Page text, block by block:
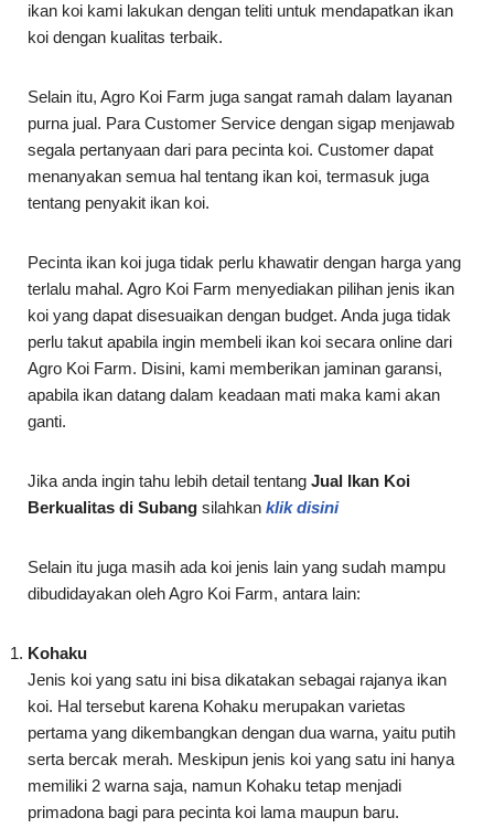
ikan koi kami lakukan dengan teliti untuk mendapatkan ikan
koi dengan kualitas terbaik.
Selain itu, Agro Koi Farm juga sangat ramah dalam layanan
purna jual. Para Customer Service dengan sigap menjawab
segala pertanyaan dari para pecinta koi. Customer dapat
menanyakan semua hal tentang ikan koi, termasuk juga
tentang penyakit ikan koi.
Pecinta ikan koi juga tidak perlu khawatir dengan harga yang
terlalu mahal. Agro Koi Farm menyediakan pilihan jenis ikan
koi yang dapat disesuaikan dengan budget. Anda juga tidak
perlu takut apabila ingin membeli ikan koi secara online dari
Agro Koi Farm. Disini, kami memberikan jaminan garansi,
apabila ikan datang dalam keadaan mati maka kami akan
ganti.
Jika anda ingin tahu lebih detail tentang Jual Ikan Koi
Berkualitas di Subang silahkan klik disini
Selain itu juga masih ada koi jenis lain yang sudah mampu
dibudidayakan oleh Agro Koi Farm, antara lain:
Kohaku
Jenis koi yang satu ini bisa dikatakan sebagai rajanya ikan
koi. Hal tersebut karena Kohaku merupakan varietas
pertama yang dikembangkan dengan dua warna, yaitu putih
serta bercak merah. Meskipun jenis koi yang satu ini hanya
memiliki 2 warna saja, namun Kohaku tetap menjadi
primadona bagi para pecinta koi lama maupun baru.